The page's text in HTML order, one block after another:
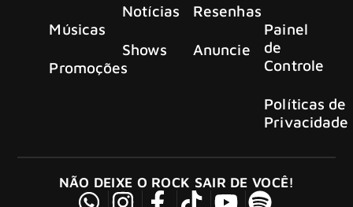
Músicas
Promoções
Notícias
Shows
Resenhas
Anuncie
Painel
de
Controle
Políticas de
Privacidade
NÃO DEIXE O ROCK SAIR DE VOCÊ!